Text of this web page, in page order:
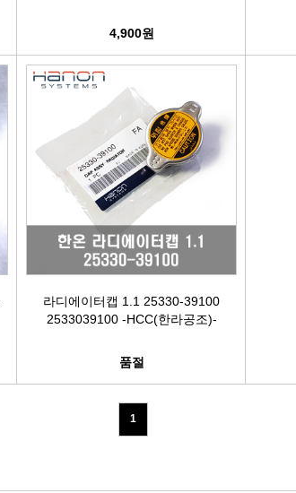
타이밍체인[일반품]
자동차겉벨트[동일]
리브드벨트/겉벨트[모비스]
한국게이츠베어링
엔진오일.부동액
뎀퍼풀리
오토오일필터
4,900원
라디에이터캡 1.1 25330-39100
2533039100 -HCC(한라공조)-
품절
1